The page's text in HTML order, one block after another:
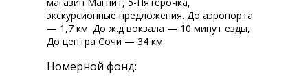
экскурсионные предложения. До аэропорта
— 1,7 км. До ж.д вокзала — 10 минут езды,
До центра Сочи — 34 км.
Номерной фонд: